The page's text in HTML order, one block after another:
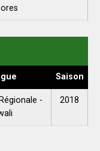
Saison
-
2018